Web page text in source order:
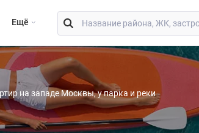
Eщё
на западе Москвы, у парка и реки